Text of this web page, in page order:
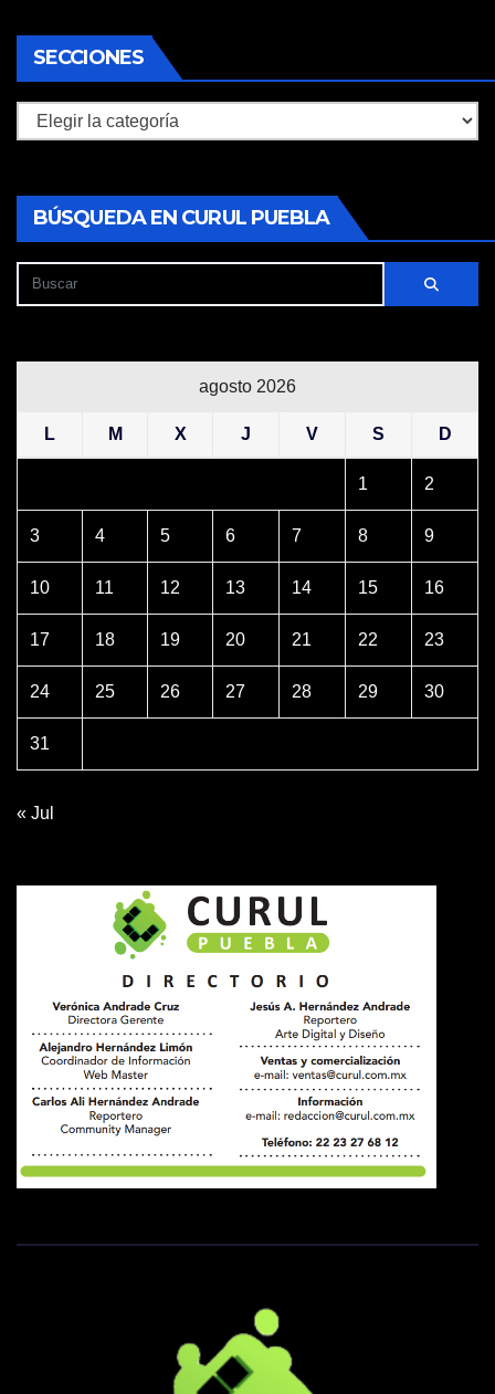
SECCIONES
Secciones
BÚSQUEDA EN CURUL PUEBLA
agosto 2026
L M X J V S D
1 2
3 4 5 6 7 8 9
10 11 12 13 14 15 16
17 18 19 20 21 22 23
24 25 26 27 28 29 30
31
« Jul